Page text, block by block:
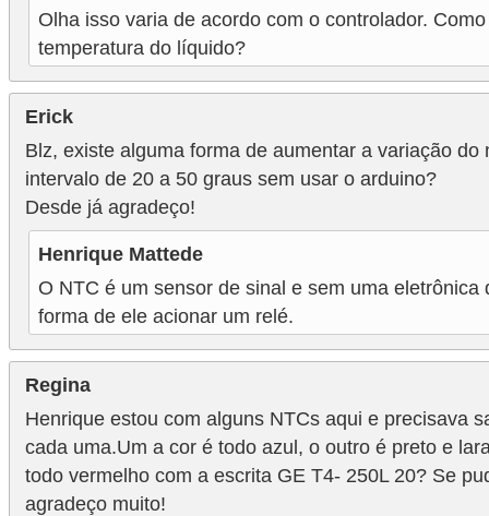
Olha isso varia de acordo com o controlador.
temperatura do líquido?
Erick
Blz, existe alguma forma de aumentar a variação
intervalo de 20 a 50 graus sem usar o arduino?
Desde já agradeço!
Henrique Mattede
O NTC é um sensor de sinal e sem uma eletrônica
forma de ele acionar um relé.
Regina
Henrique estou com alguns NTCs aqui e precisava
cada uma.Um a cor é todo azul, o outro é preto e
todo vermelho com a escrita GE T4- 250L 20? Se
agradeço muito!
e